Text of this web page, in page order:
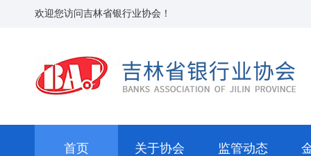
欢迎您访问吉林省银行业协会！
首页 关于协会 监管动态